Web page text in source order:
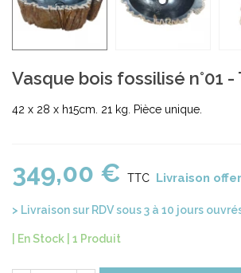
Vasque bois fossilisé n°01 -
42 x 28 x h15cm. 21 kg. Pièce unique.
349,00 € TTC Livraison
> Livraison sur RDV sous 3 à 10 jours
| En Stock | 1 Produit